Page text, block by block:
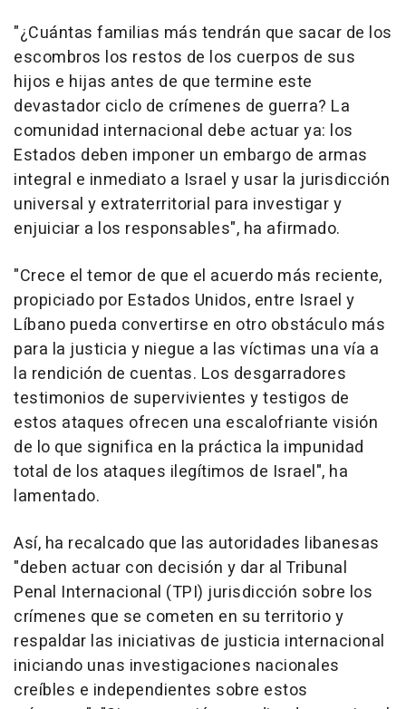
"¿Cuántas familias más tendrán que sacar de los
escombros los restos de los cuerpos de sus
hijos e hijas antes de que termine este
devastador ciclo de crímenes de guerra? La
comunidad internacional debe actuar ya: los
Estados deben imponer un embargo de armas
integral e inmediato a Israel y usar la jurisdicción
universal y extraterritorial para investigar y
enjuiciar a los responsables", ha afirmado.
"Crece el temor de que el acuerdo más reciente,
propiciado por Estados Unidos, entre Israel y
Líbano pueda convertirse en otro obstáculo más
para la justicia y niegue a las víctimas una vía a
la rendición de cuentas. Los desgarradores
testimonios de supervivientes y testigos de
estos ataques ofrecen una escalofriante visión
de lo que significa en la práctica la impunidad
total de los ataques ilegítimos de Israel", ha
lamentado.
Así, ha recalcado que las autoridades libanesas
"deben actuar con decisión y dar al Tribunal
Penal Internacional (TPI) jurisdicción sobre los
crímenes que se cometen en su territorio y
respaldar las iniciativas de justicia internacional
iniciando unas investigaciones nacionales
creíbles e independientes sobre estos